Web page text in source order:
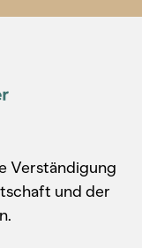
Verständigung
und der